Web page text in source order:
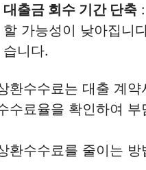
대출금 회수 기간 단축
할 가능성이 낮아집니
습니다.
환수수료는 대출 계
수료율을 확인하여
환수수료를 줄이는